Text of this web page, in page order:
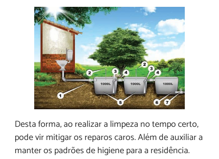
Desta forma, ao realizar a limpeza no tempo certo,
pode vir mitigar os reparos caros. Além de auxiliar a
manter os padrões de higiene para a residência.